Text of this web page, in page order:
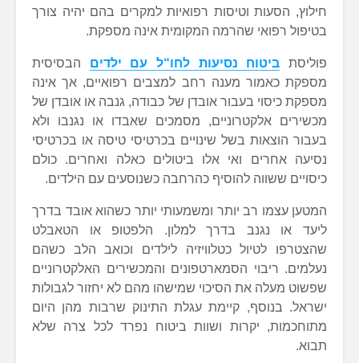
חילוץ, הסעות וטיסות רפואיות למקרים בהם יהיה צורך
בטיפול רפואי שהרמה המקומית אינה מספקת.
פוליסת ביטוח נסיעות לחו“ל עם ילדים הבסיסית
מספקת כאמור מענה רחב למצבים רפואיים, אך אינה
מספקת כיסוי בעבור אובדן של כבודה, גנבה או אובדן של
מכשירים אלקטרוניים, מסמכים שאבדו או נגנבו ולא
בעבור הוצאות בשל שינויים בכרטיסי טיסה או בכרטיסי
נסיעה אחרים ואי אלו ביטולים כאלה ואחרים. כולם
כיסויים ששווה להוסיף כהרחבה כשנוסעים עם הילדים.
המטען עצמו רב יותר ומשמעותי יותר כשהוא אובד בדרך
ליעד או נגנב בדרך למלון. הלפטופ או הטאבלט
שהצטרפו לטיול כטלוויזיה לילדים וכואב הלב כשהם
נעלמים. ריבוי הסמארטפונים והמכשירים האלקטרוניים
שפשוט מעלה את הסיכוי שמישהו מהם לא יחזור לגבולות
ישראל. בנוסף, קיימת עגלת התינוק שרבות מהן היום
מתוחכמות, יקרות ושוות ביטוח נפרד לכל צרה שלא
תבוא.